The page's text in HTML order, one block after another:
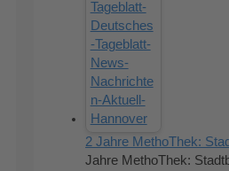
2 Jahre MethoThek:
Jahre MethoThek: